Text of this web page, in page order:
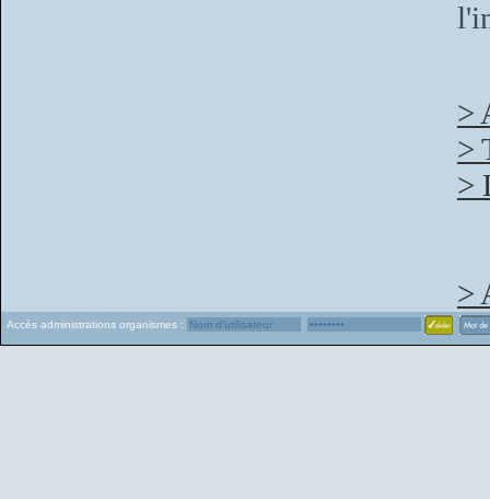
>
>
>
>
Accès administrations organismes :